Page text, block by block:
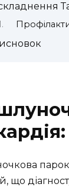
що